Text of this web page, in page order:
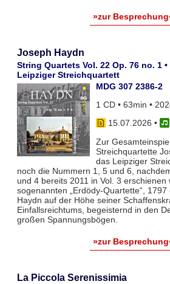
»zur
Joseph Haydn
String Quartets Vol. 22 Op. 76 no. 1 •
Leipziger Streichquartett
MDG 307 2386-2
1 CD • 63min •
15.07.2026 •
Zur
Streichquartette
das Leipziger
noch die Nummern 1, 5 und 6,
und 4 bereits 2011 in Vol. 3 erschienen
sogenannten „Erdödy-Quartette“,
Haydn auf der Höhe seiner
Einfallsreichtums, begeisternd in den
großen Spannungsbögen.
»zur
La Piccola Serenissimia